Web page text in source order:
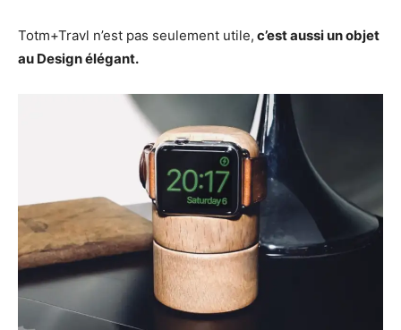
Totm+Travl n’est pas seulement utile, c’est aussi un objet
au Design élégant.